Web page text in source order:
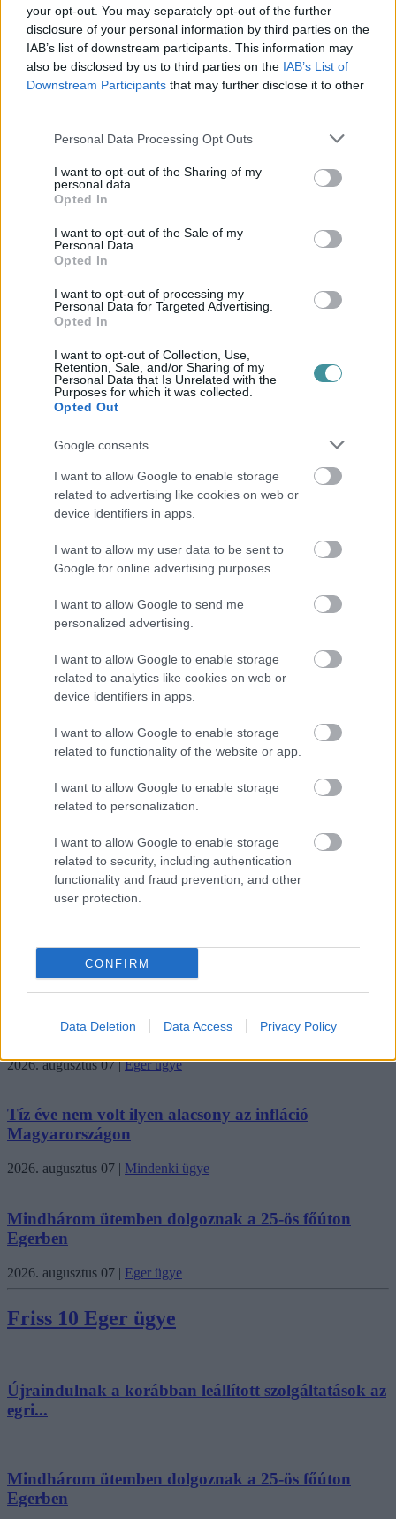
your opt-out. You may separately opt-out of the further
disclosure of your personal information by third parties on the
IAB’s list of downstream participants. This information may
also be disclosed by us to third parties on the IAB’s List of
Downstream Participants that may further disclose it to other
Please note that this website/app uses one or more Google
not limited to your visit or usage behaviour. You may click to
grant or deny consent to Google and its third-party tags to
use your data for below specified purposes in below Google
consent section.
Personal Data Processing Opt Outs
I want to opt-out of the Sharing of my
personal data.
Opted In
I want to opt-out of the Sale of my
Personal Data.
Opted In
I want to opt-out of processing my
Personal Data for Targeted Advertising.
Opted In
I want to opt-out of Collection, Use,
Retention, Sale, and/or Sharing of my
Personal Data that Is Unrelated with the
Purposes for which it was collected.
Opted Out
Google consents
I want to allow Google to enable storage
related to advertising like cookies on web or
device identifiers in apps.
I want to allow my user data to be sent to
Google for online advertising purposes.
I want to allow Google to send me
personalized advertising.
I want to allow Google to enable storage
related to analytics like cookies on web or
device identifiers in apps.
I want to allow Google to enable storage
related to functionality of the website or app.
I want to allow Google to enable storage
related to personalization.
I want to allow Google to enable storage
related to security, including authentication
functionality and fraud prevention, and other
user protection.
CONFIRM
Data Deletion Data Access Privacy Policy
a vol...
2026. augusztus 09
A gyakornoki munka: lehetőségek és kihívások a
2026. augusztus 09|Promóció
35 perces tanórák és kevesebb házi feladat jöhet az
2026. augusztus 08|Mindenki ügye
2026. augusztus 08 |Mindenki ügye
Új magyar külügyi stratégia készül, teljes szakítás
jön a...
2026. augusztus 08| Mindenki ügye
megnézni
újraindul a p...
2026. augusztus 07| Mindenki ügye
2026. augusztus 07|Promóció
2026. augusztus 07|Eger ügye
Tíz éve nem volt ilyen alacsony az infláció
Magyarországon
2026. augusztus 07 | Mindenki ügye
Mindhárom ütemben dolgoznak a 25-ös főúton
Egerben
2026. augusztus 07 | Eger ügye
Friss 10 Eger ügye
Újraindulnak a korábban leállított szolgáltatások az
egri...
Mindhárom ütemben dolgoznak a 25-ös főúton
Egerben